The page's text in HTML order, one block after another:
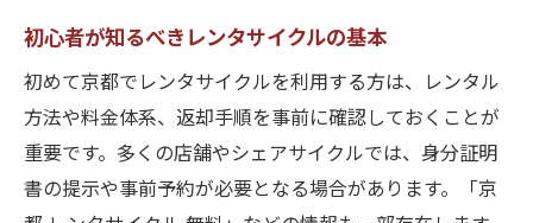
初心者が知るべきレンタサイクルの基本
初めて京都でレンタサイクルを利用する方は、レンタル
方法や料金体系、返却手順を事前に確認しておくことが
重要です。多くの店舗やシェアサイクルでは、身分証明
書の提示や事前予約が必要となる場合があります。「京